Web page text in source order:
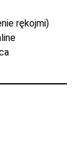
rękojmi)